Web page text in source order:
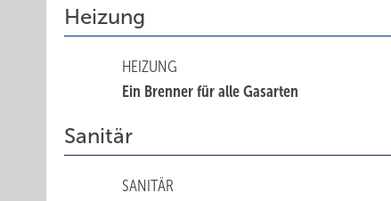
Heizung
HEIZUNG
Ein Brenner für alle Gasarten
Sanitär
SANITÄR